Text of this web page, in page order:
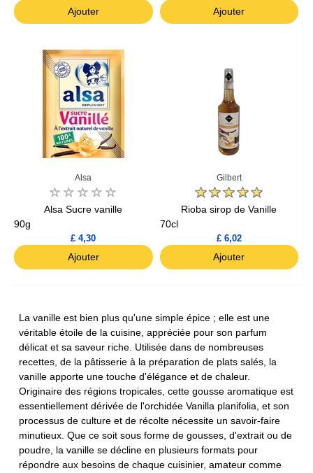
Ajouter Ajouter
Alsa
Alsa Sucre vanille
90g
£ 4,30
Ajouter
Gilbert
Rioba sirop de Vanille
70cl
£ 6,02
Ajouter
La vanille est bien plus qu'une simple épice ; elle est une
véritable étoile de la cuisine, appréciée pour son parfum
délicat et sa saveur riche. Utilisée dans de nombreuses
recettes, de la pâtisserie à la préparation de plats salés, la
vanille apporte une touche d'élégance et de chaleur.
Originaire des régions tropicales, cette gousse aromatique est
essentiellement dérivée de l'orchidée Vanilla planifolia, et son
processus de culture et de récolte nécessite un savoir-faire
minutieux. Que ce soit sous forme de gousses, d'extrait ou de
poudre, la vanille se décline en plusieurs formats pour
répondre aux besoins de chaque cuisinier, amateur comme